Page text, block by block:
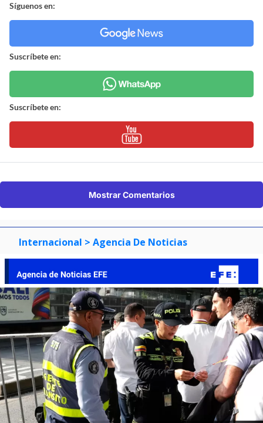
Síguenos en:
Suscríbete en:
Suscríbete en:
Mostrar Comentarios
Internacional > Agencia De Noticias